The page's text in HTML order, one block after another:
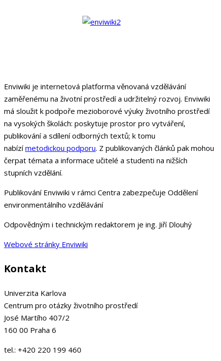
Enviwiki je internetová platforma věnovaná vzdělávání
zaměřenému na životní prostředí a udržitelný rozvoj. Enviwiki
má sloužit k podpoře mezioborové výuky životního prostředí
na vysokých školách: poskytuje prostor pro vytváření,
publikování a sdílení odborných textů; k tomu
nabízímetodickou podporu. Z publikovaných článků pak mohou
čerpat témata a informace učitelé a studenti na nižších
stupních vzdělání.
Publikování Enviwiki v rámci Centra zabezpečuje Oddělení
environmentálního vzdělávání
Odpovědným i technickým redaktorem je ing. Jiří Dlouhý
Webové stránky Enviwiki
Kontakt
Univerzita Karlova
Centrum pro otázky životního prostředí
José Martího 407/2
160 00 Praha 6
tel.: +420 220 199 460